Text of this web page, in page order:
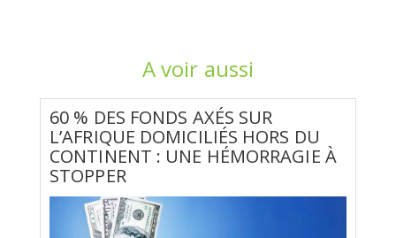
A voir aussi
60 % DES FONDS AXÉS SUR
L’AFRIQUE DOMICILIÉS HORS DU
CONTINENT : UNE HÉMORRAGIE À
STOPPER